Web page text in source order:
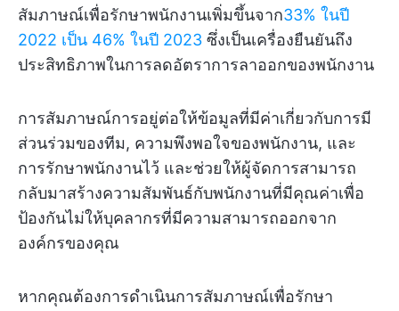
สัมภาษณ์เพื่อรักษาพนักงานเพิ่มขึ้นจาก33% ในปี
2022 เป็น 46% ในปี 2023 ซึ่งเป็นเครื่องยืนยันถึง
ประสิทธิภาพในการลดอัตราการลาออกของพนักงาน
การสัมภาษณ์การอยู่ต่อให้ข้อมูลที่มีค่าเกี่ยวกับการมี
ส่วนร่วมของทีม, ความพึงพอใจของพนักงาน, และ
การรักษาพนักงานไว้ และช่วยให้ผู้จัดการสามารถ
กลับมาสร้างความสัมพันธ์กับพนักงานที่มีคุณค่าเพื่อ
ป้องกันไม่ให้บุคลากรที่มีความสามารถออกจาก
องค์กรของคุณ
หากคุณต้องการดำเนินการสัมภาษณ์เพื่อรักษา